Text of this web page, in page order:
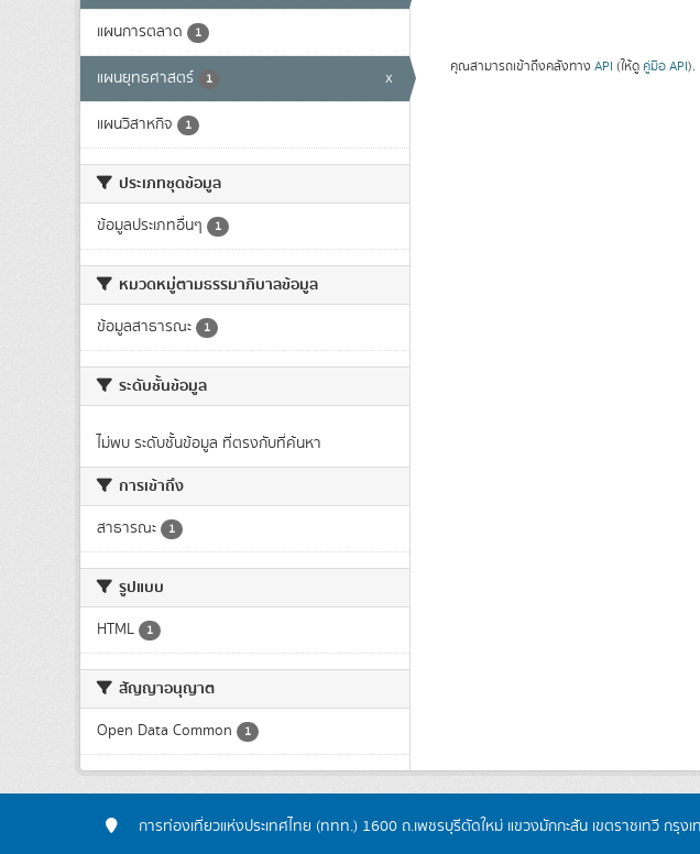
แผนการตลาด 1
แผนยุทธศาสตร์ 1 x
แผนวิสาหกิจ 1
ประเภทชุดข้อมูล
ข้อมูลประเภทอื่นๆ 1
หมวดหมู่ตามธรรมาภิบาลข้อมูล
ข้อมูลสาธารณะ 1
ระดับชั้นข้อมูล
ไม่พบ ระดับชั้นข้อมูล ที่ตรงกับที่ค้นหา
การเข้าถึง
สาธารณะ 1
รูปแบบ
HTML 1
สัญญาอนุญาต
Open Data Common 1
คุณสามารถเข้าถึงคลังทาง API (ให้ดู คู่มือ API).
การท่องเที่ยวแห่งประเทศไทย (ททท.) 1600 ถ.เพชรบุรีตัดใหม่ แขวงมักกะสัน เขตราชเทวี กรุง